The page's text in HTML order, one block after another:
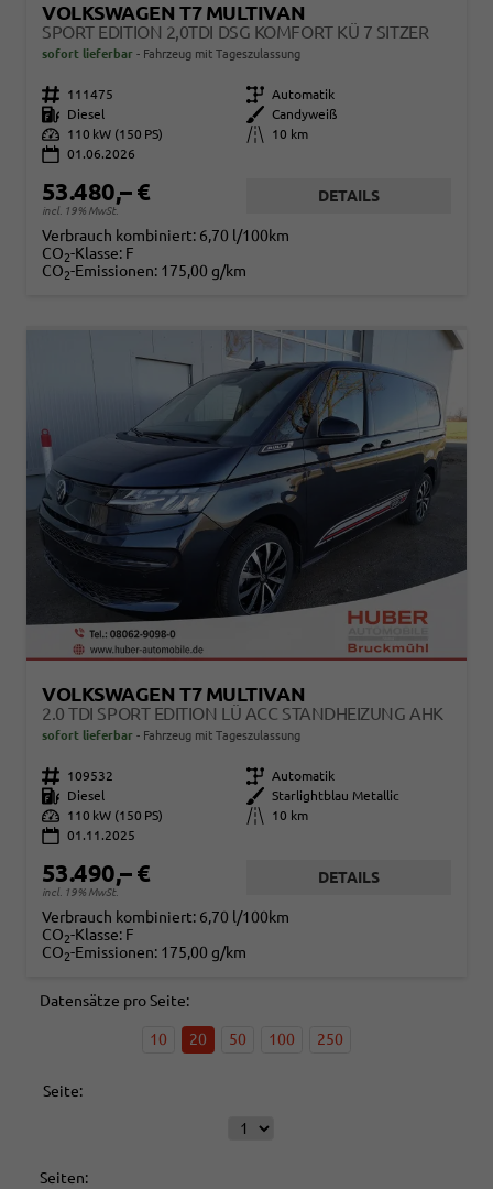
VOLKSWAGEN T7 MULTIVAN
SPORT EDITION 2,0TDI DSG KOMFORT KÜ 7 SITZER
sofort lieferbar Fahrzeug mit Tageszulassung
Fahrzeugnr. 111475 Getriebe Automatik
Kraftstoff
Diesel Außenfarbe
Candyweiß
Leistung
110 kW (150 PS) Kilometerstand
10 km
01.06.2026
53.480,– €
incl. 19% MwSt.
DETAILS
Verbrauch kombiniert: 6,70 l/100km
CO2-Klasse: F
CO2-Emissionen: 175,00 g/km
VOLKSWAGEN T7 MULTIVAN
2.0 TDI SPORT EDITION LÜ ACC STANDHEIZUNG AHK
sofort lieferbar Fahrzeug mit Tageszulassung
Fahrzeugnr. 109532 Getriebe Automatik
Kraftstoff
Diesel Außenfarbe
Starlightblau Metallic
Leistung
110 kW (150 PS) Kilometerstand
10 km
01.11.2025
53.490,– €
incl. 19% MwSt.
DETAILS
Verbrauch kombiniert: 6,70 l/100km
CO2-Klasse: F
CO2-Emissionen: 175,00 g/km
Datensätze pro Seite:
10 20 50 100 250
Seite:
Seiten: